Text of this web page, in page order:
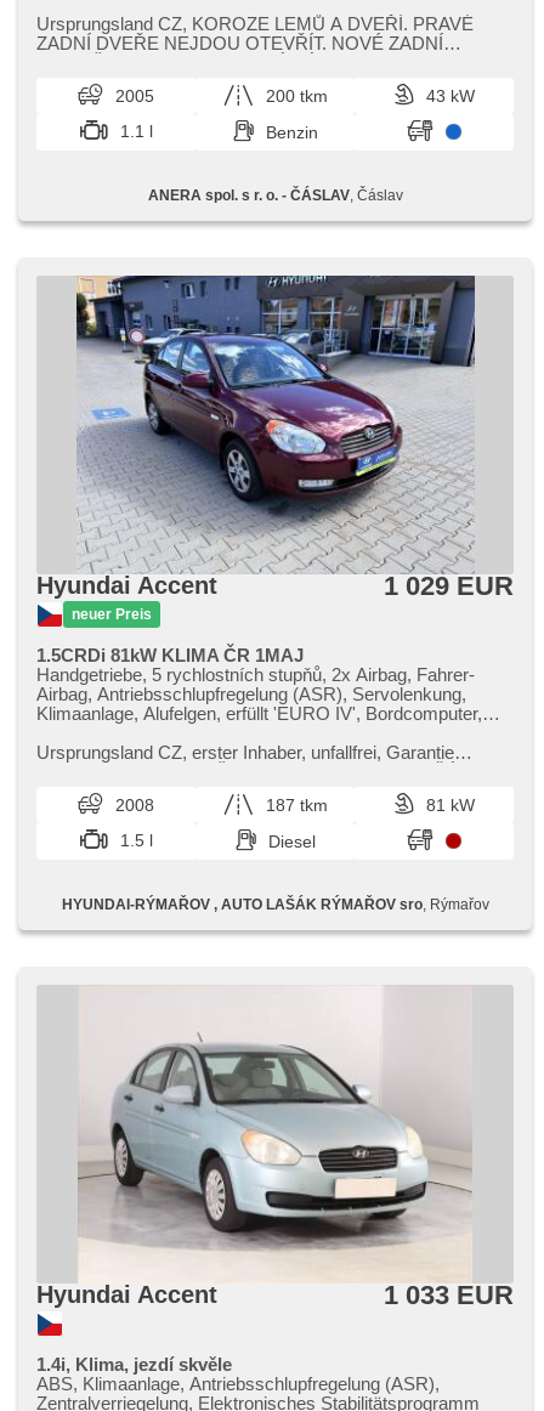
Ursprungsland CZ,​ KOROZE LEMŮ A DVEŘÍ. PRAVÉ
ZADNÍ DVEŘE NEJDOU OTEVŘÍT. NOVÉ ZADNÍ
2005 200 tkm
43 kW
1.1 l
Benzin
ANERA spol. s r. o. - ČÁSLAV, Čáslav
Hyundai Accent
neuer Preis
1 029 EUR
1.5CRDi 81kW KLIMA ČR 1MAJ
Handgetriebe, 5 rychlostních stupňů, 2x Airbag, Fahrer-
Airbag, Antriebsschlupfregelung (ASR), Servolenkung,
Klimaanlage, Alufelgen, erfüllt 'EURO IV', Bordcomputer,
Seitenscheiben, El. Vorderscheiben, El. Spiegel,
höheneinstellbare Fahrersitz, Nebelscheinwerfer, AUX,
Autoradio, CD-Spieler, Außenthermometer, Teilbare
Rücksitzbank, zadní loketní opěrka, opěrky hlavy přední,
opěrky hlavy zadní
Ursprungsland CZ,​ erster Inhaber,​ unfallfrei,​ Garantie
RÝMAŘOV S.R.O ​- provozovna:...
2008 187 tkm
81 kW
1.5 l
Diesel
HYUNDAI-RÝMAŘOV , AUTO LAŠÁK RÝMAŘOV sro, Rýmařov
Hyundai Accent 1 033 EUR
1.4i, Klima, jezdí skvěle
ABS, Klimaanlage, Antriebsschlupfregelung (ASR),
Zentralverriegelung, Elektronisches Stabilitätsprogramm